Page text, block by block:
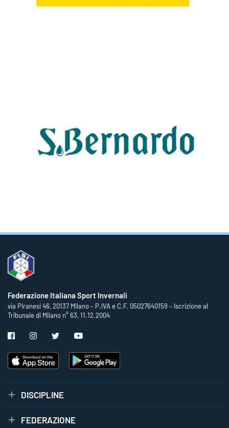
Federazione Italiana Sport Invernali
via Piranesi 46, 20137 Milano – P.IVA e C.F. 05027640159 – Iscrizione al
Tribunale di Milano n° 63, 11.12.2004
DISCIPLINE
FEDERAZIONE